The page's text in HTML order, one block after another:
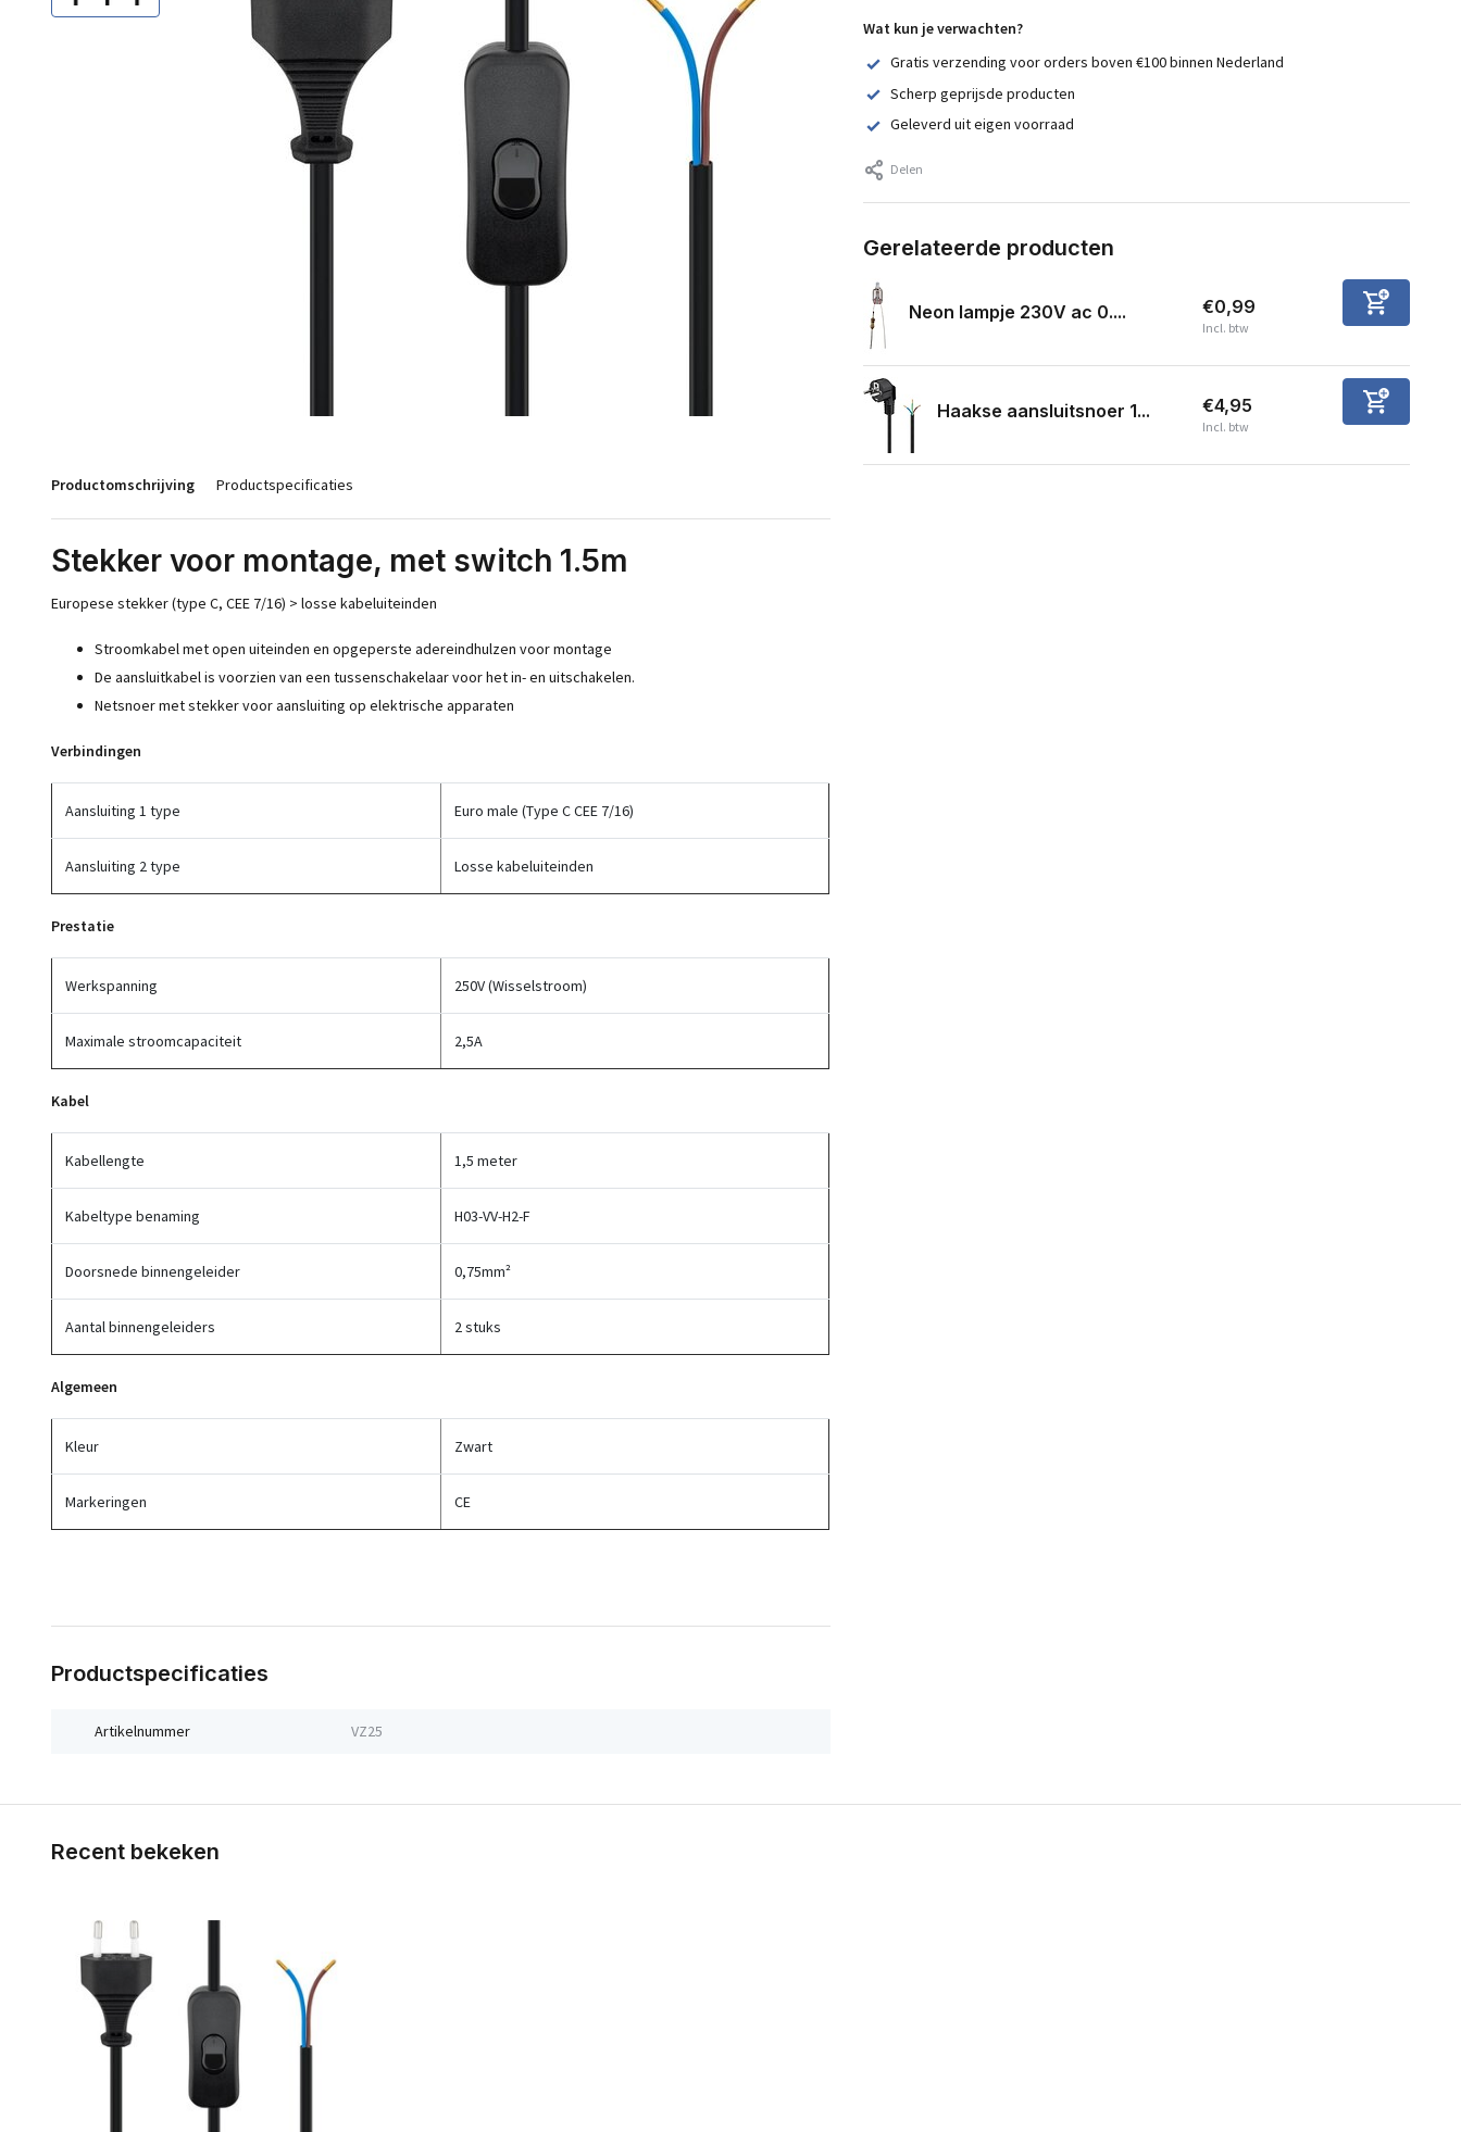
Productomschrijving Productspecificaties
Stekker voor montage, met switch 1.5m
Europese stekker (type C, CEE 7/16) > losse kabeluiteinden
Stroomkabel met open uiteinden en opgeperste adereindhulzen voor montage
De aansluitkabel is voorzien van een tussenschakelaar voor het in- en uitschakelen.
Netsnoer met stekker voor aansluiting op elektrische apparaten
Verbindingen
Aansluiting 1 type Euro male (Type C CEE 7/16)
Aansluiting 2 type Losse kabeluiteinden
Prestatie
Werkspanning 250V (Wisselstroom)
Maximale stroomcapaciteit 2,5A
Kabel
Kabellengte 1,5 meter
Kabeltype benaming H03-VV-H2-F
Doorsnede binnengeleider 0,75mm²
Aantal binnengeleiders 2 stuks
Algemeen
Kleur Zwart
Markeringen CE
Productspecificaties
Artikelnummer VZ25
Wat kun je verwachten?
Gratis verzending voor orders boven €100 binnen Nederland
Scherp geprijsde producten
Geleverd uit eigen voorraad
Delen
Gerelateerde producten
Neon lampje 230V ac 0.... €0,99
Incl. btw
Haakse aansluitsnoer 1... €4,95
Incl. btw
Recent bekeken